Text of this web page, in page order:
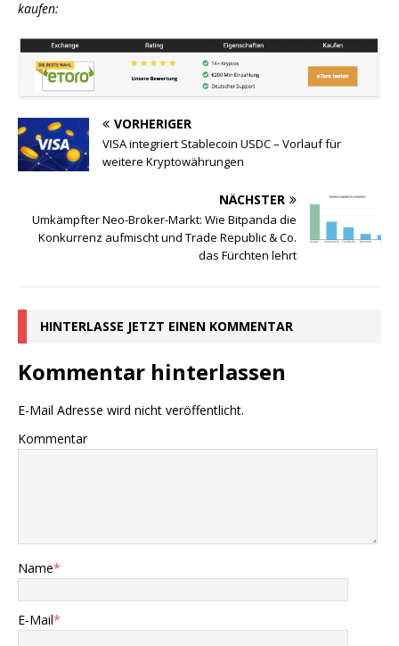
kaufen:
VORHERIGER
VISA integriert Stablecoin USDC – Vorlauf für
weitere Kryptowährungen
NÄCHSTER
Umkämpfter Neo-Broker-Markt: Wie Bitpanda die
Konkurrenz aufmischt und Trade Republic & Co.
das Fürchten lehrt
HINTERLASSE JETZT EINEN KOMMENTAR
Kommentar hinterlassen
E-Mail Adresse wird nicht veröffentlicht.
Kommentar
Name*
E-Mail*